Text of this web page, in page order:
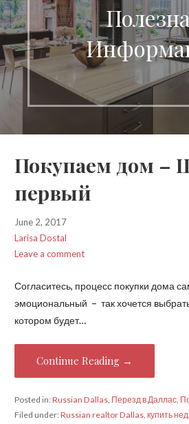
Покупаем дом –
первый
June 2, 2017
Larisa Dostal
Leave a comment
Согласитесь, процесс покупки дома
эмоциональный – так хочется
котором будет…
Continue Reading →
Posted in:Russian Dallas, Перезд в Даллас,
Filed under:Russian realtor Dallas, купить